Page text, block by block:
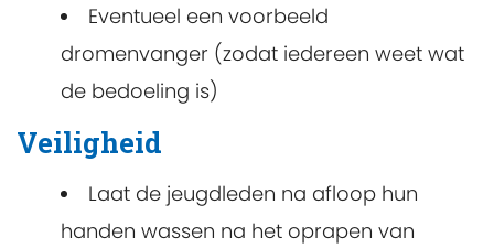
Eventueel een voorbeeld
dromenvanger (zodat iedereen weet wat
de bedoeling is)
Veiligheid
Laat de jeugdleden na afloop hun
handen wassen na het oprapen van